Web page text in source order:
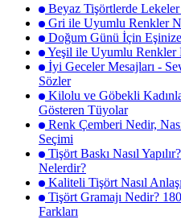
Beyaz Tişörtlerde
Gri ile Uyumlu Renkler
Doğum Günü İçin
Yeşil ile Uyumlu
İyi Geceler Mesajları -
Sözler
Kilolu ve Göbekli
Gösteren Tüyolar
Renk Çemberi Nedir,
Seçimi
Tişört Baskı Nasıl
Nelerdir?
Kaliteli Tişört Nasıl
Tişört Gramajı Nedir?
Farkları